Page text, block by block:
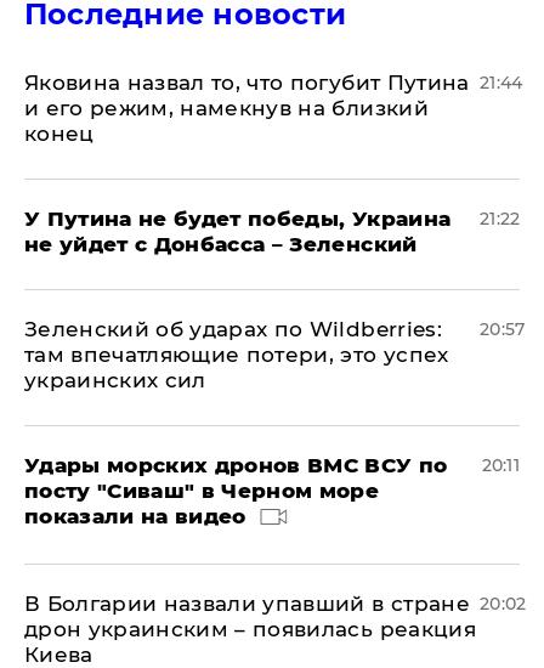
Последние новости
Яковина назвал то, что погубит Путина
и его режим, намекнув на близкий
конец
21:44
У Путина не будет победы, Украина
не уйдет с Донбасса – Зеленский
21:22
Зеленский об ударах по Wildberries:
там впечатляющие потери, это успех
украинских сил
20:57
Удары морских дронов ВМС ВСУ по
посту "Сиваш" в Черном море
показали на видео
20:11
В Болгарии назвали упавший в стране
дрон украинским – появилась реакция
Киева
20:02